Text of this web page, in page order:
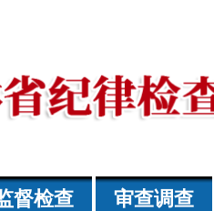
督检查 审查调查